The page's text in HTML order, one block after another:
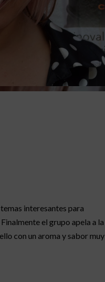
interesantes para
el grupo apela a la
con un aroma y sabor muy